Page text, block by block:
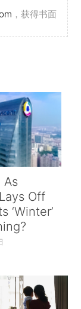
，获得书面
As
Off
‘Winter’